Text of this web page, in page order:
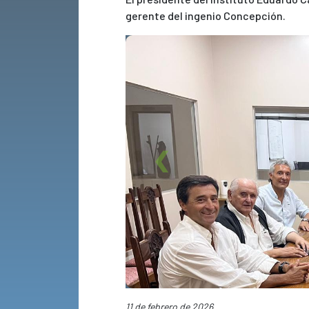
gerente del ingenio Concepción.
Previous
11 de febrero de 2026